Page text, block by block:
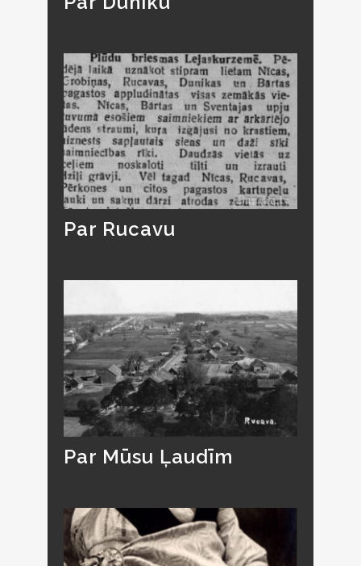
Par Rucavu
Par Mūsu Ļaudīm